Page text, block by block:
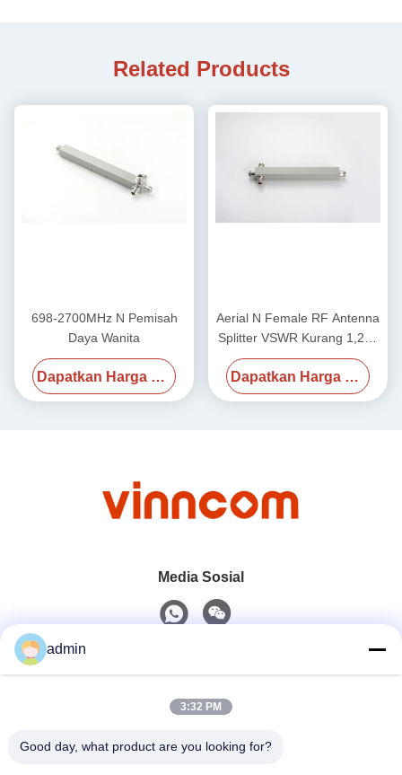
Related Products
698-2700MHz N Pemisah
Daya Wanita
Dapatkan Harga Terbaik
Aerial N Female RF Antenna
Splitter VSWR Kurang 1,25 /
Kurang 1,3 700-4000MHz
Dapatkan Harga Terbaik
Media Sosial
0086-551-65396351
admin
3:32 PM
Good day, what product are you looking for?